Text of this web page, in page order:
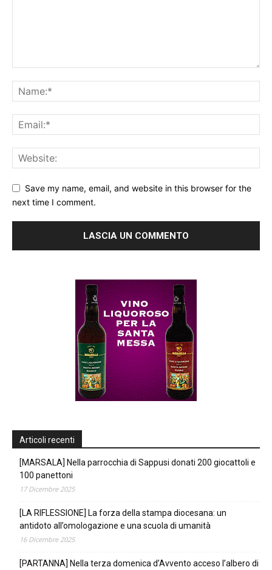
Save my name, email, and website in this browser for the
next time I comment.
Articoli recenti
[MARSALA] Nella parrocchia di Sappusi donati 200 giocattoli e
100 panettoni
17 Dicembre 2025
[LA RIFLESSIONE] La forza della stampa diocesana: un
antidoto all’omologazione e una scuola di umanità
16 Dicembre 2025
[PARTANNA] Nella terza domenica d’Avvento acceso l’albero di